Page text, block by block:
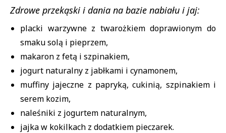
Zdrowe przekąski i dania na bazie nabiału i jaj:
placki warzywne z twarożkiem doprawionym do
smaku solą i pieprzem,
makaron z fetą i szpinakiem,
jogurt naturalny z jabłkami i cynamonem,
muffiny jajeczne z papryką, cukinią, szpinakiem i
serem kozim,
naleśniki z jogurtem naturalnym,
jajka w kokilkach z dodatkiem pieczarek.